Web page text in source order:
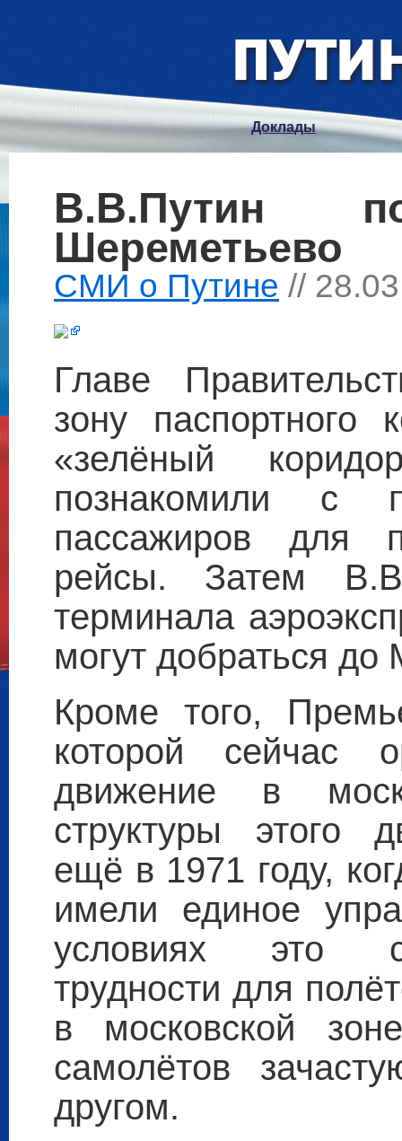
Доклады
В.В.Путин
Шереметьево
СМИ о Путине //
Главе
зону паспортного
«зелёный
познакомили с
пассажиров для
рейсы. Затем
терминала
могут добраться до
Кроме того,
которой сейчас
движение в
структуры этого
ещё в 1971 году,
имели единое
условиях это
трудности для
в московской
самолётов
другом.